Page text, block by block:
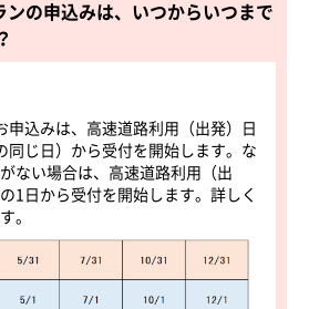
の申込みは、いつからいつまで
申込みは、高速道路利用（出発）日
同じ日）から受付を開始します。な
ない場合は、高速道路利用（出
1日から受付を開始します。詳しく
。